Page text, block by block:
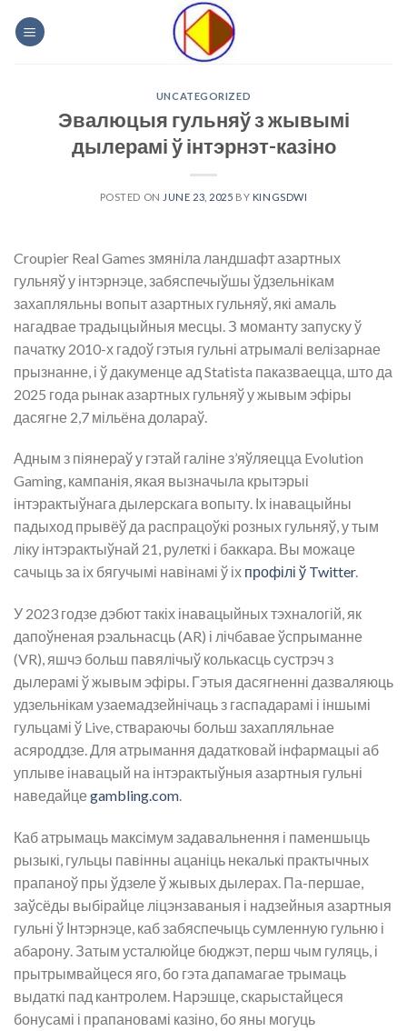
UNCATEGORIZED
Эвалюцыя гульняў з жывымі
дылерамі ў інтэрнэт-казіно
POSTED ON JUNE 23, 2025 BY KINGSDWI
Croupier Real Games змяніла ландшафт азартных
гульняў у інтэрнэце, забяспечыўшы ўдзельнікам
захапляльны вопыт азартных гульняў, які амаль
нагадвае традыцыйныя месцы. З моманту запуску ў
пачатку 2010-х гадоў гэтыя гульні атрымалі велізарнае
прызнанне, і ў дакуменце ад Statista паказваецца, што да
2025 года рынак азартных гульняў у жывым эфіры
дасягне 2,7 мільёна долараў.
Адным з піянераў у гэтай галіне з’яўляецца Evolution
Gaming, кампанія, якая вызначыла крытэрыі
інтэрактыўнага дылерскага вопыту. Іх інавацыйны
падыход прывёў да распрацоўкі розных гульняў, у тым
ліку інтэрактыўнай 21, рулеткі і баккара. Вы можаце
сачыць за іх бягучымі навінамі ў іх профілі ў Twitter.
У 2023 годзе дэбют такіх інавацыйных тэхналогій, як
дапоўненая рэальнасць (AR) і лічбавае ўспрыманне
(VR), яшчэ больш павялічыў колькасць сустрэч з
дылерамі ў жывым эфіры. Гэтыя дасягненні дазваляюць
удзельнікам узаемадзейнічаць з гаспадарамі і іншымі
гульцамі ў Live, ствараючы больш захапляльнае
асяроддзе. Для атрымання дадатковай інфармацыі аб
уплыве інавацый на інтэрактыўныя азартныя гульні
наведайце gambling.com.
Каб атрымаць максімум задавальнення і паменшыць
рызыкі, гульцы павінны ацаніць некалькі практычных
прапаноў пры ўдзеле ў жывых дылерах. Па-першае,
заўсёды выбірайце ліцэнзаваныя і надзейныя азартныя
гульні ў Інтэрнэце, каб забяспечыць сумленную гульню і
абарону. Затым усталюйце бюджэт, перш чым гуляць, і
прытрымвайцеся яго, бо гэта дапамагае трымаць
выдаткі пад кантролем. Нарэшце, скарыстайцеся
бонусамі і прапановамі казіно, бо яны могуць